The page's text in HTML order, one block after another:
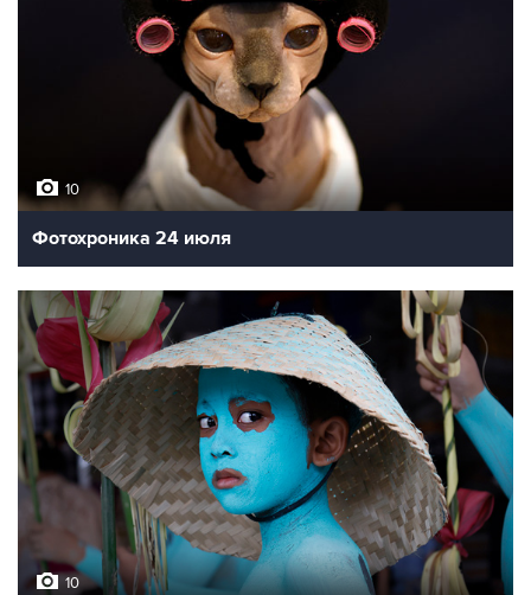
10
Фотохроника 24 июля
10